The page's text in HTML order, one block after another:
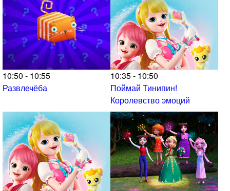
10:50 - 10:55
Развлечёба
10:35 - 10:50
Поймай Тинипин!
Королевство эмоций